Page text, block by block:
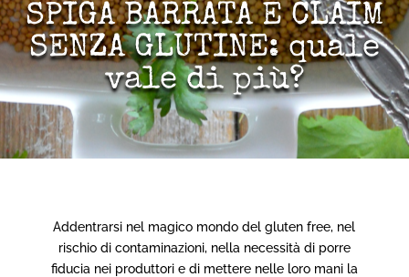
SPIGA BARRATA E CLAIM
SENZA GLUTINE: quale
vale di più?
Addentrarsi nel magico mondo del gluten free, nel
rischio di contaminazioni, nella necessità di porre
fiducia nei produttori e di mettere nelle loro mani la